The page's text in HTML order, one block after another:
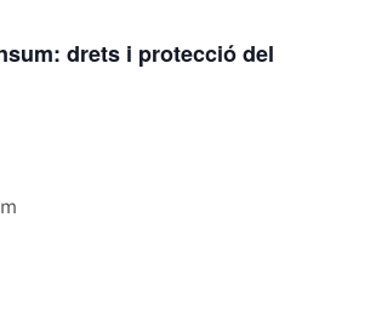
drets i protecció del